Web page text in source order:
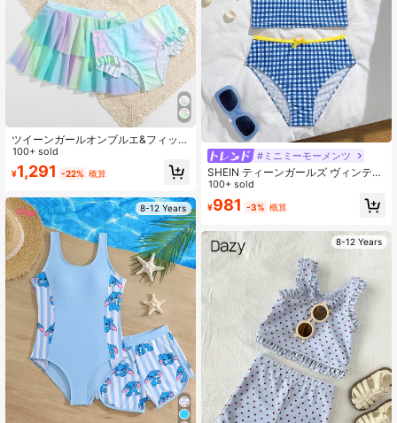
ツイーンガールオンブルエ&フィッシ
ュスケールフリルトリムビキニセッ
ト ビーチスカート付き サマービーチ
100+ sold
¥1,291 -22% 概算
8-12 Years
#ミニミーモーメンツ
SHEIN ティーンガールズ ヴィンテー
ジチェック柄フリルリボン装飾キュ
ートな水着セット、夏、バケーショ
ン、ビーチ、水泳に適しています。
水着 プレッピー水着 ビキニセット 2
ピース水着 ガールズマッチングセッ
ト バケーションマッチング水着 マザ
ー&ドーター
100+ sold
¥981 -3% 概算
8-12 Years